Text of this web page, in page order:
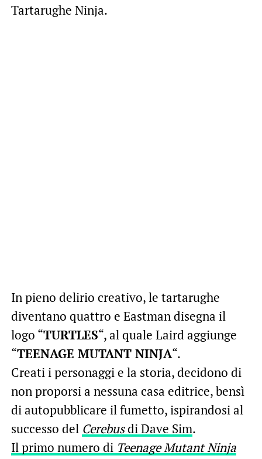
Tartarughe Ninja.
In pieno delirio creativo, le tartarughe
diventano quattro e Eastman disegna il
logo “TURTLES“, al quale Laird aggiunge
“TEENAGE MUTANT NINJA“.
Creati i personaggi e la storia, decidono di
non proporsi a nessuna casa editrice, bensì
di autopubblicare il fumetto, ispirandosi al
successo del Cerebusdi Dave Sim.
Il primo numero di Teenage Mutant Ninja